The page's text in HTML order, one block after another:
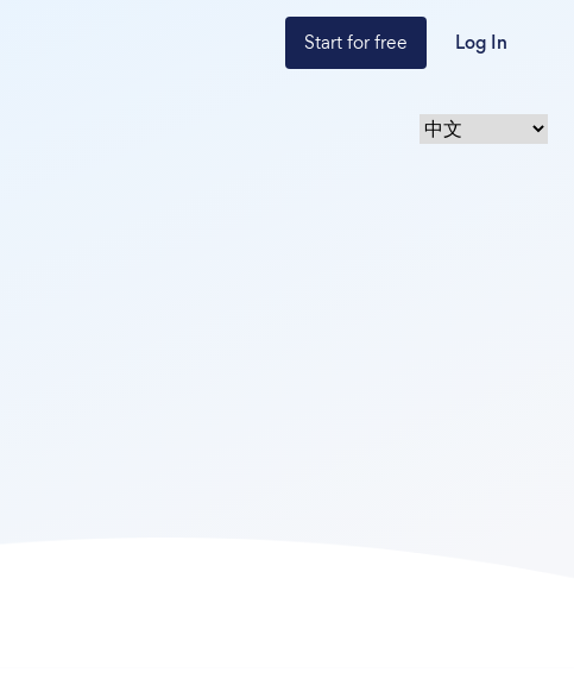
Start for free Log In